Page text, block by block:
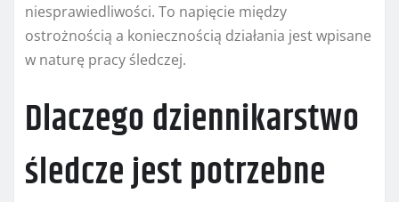
niesprawiedliwości. To napięcie między
ostrożnością a koniecznością działania jest wpisane
w naturę pracy śledczej.
Dlaczego dziennikarstwo
śledcze jest potrzebne